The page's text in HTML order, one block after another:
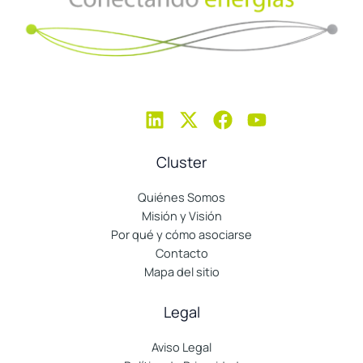
Cluster
Quiénes Somos
Misión y Visión
Por qué y cómo asociarse
Contacto
Mapa del sitio
Legal
Aviso Legal